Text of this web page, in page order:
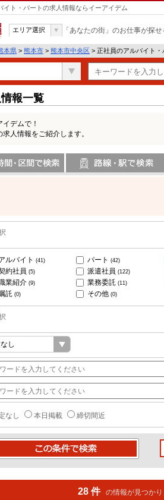
ト・パートの求人情報ならイーアイデム
エリア選択 「あなたの街」のお仕事が探
本県 > 熊本市 > 熊本市中央区 > 正社員のアルバイト
報一覧
デムで！
人情報をご紹介します。
ルバイト (41) パート (42)
約社員 (5) 派遣社員 (122)
業紹介 (9) 業務委託 (11)
託 (0) その他 (0)
なし 本日掲載 締切間近
28 件 の情報が見つかり